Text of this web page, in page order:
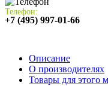
Телефон:
+7 (495) 997-01-66
Описание
О производителях
Товары для этого